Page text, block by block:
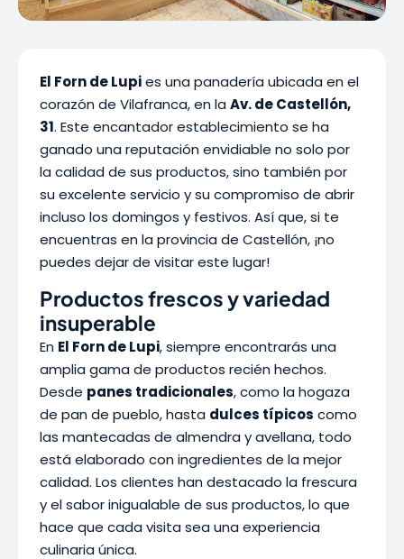
El Forn de Lupies una panadería ubicada en el
corazón de Vilafranca, en la Av. de Castellón,
31. Este encantador establecimiento se ha
ganado una reputación envidiable no solo por
la calidad de sus productos, sino también por
su excelente servicio y su compromiso de abrir
incluso los domingos y festivos. Así que, si te
encuentras en la provincia de Castellón, ¡no
puedes dejar de visitar este lugar!
Productos frescos y variedad
insuperable
En El Forn de Lupi, siempre encontrarás una
amplia gama de productos recién hechos.
Desde panes tradicionales, como la hogaza
de pan de pueblo, hasta dulces típicos como
las mantecadas de almendra y avellana, todo
está elaborado con ingredientes de la mejor
calidad. Los clientes han destacado la frescura
y el sabor inigualable de sus productos, lo que
hace que cada visita sea una experiencia
culinaria única.